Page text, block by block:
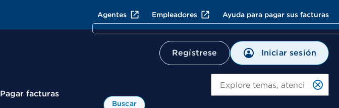
Agentes Empleadores Ayuda para pagar sus facturas
Regístrese Iniciar sesión
Pagar facturas
Buscar